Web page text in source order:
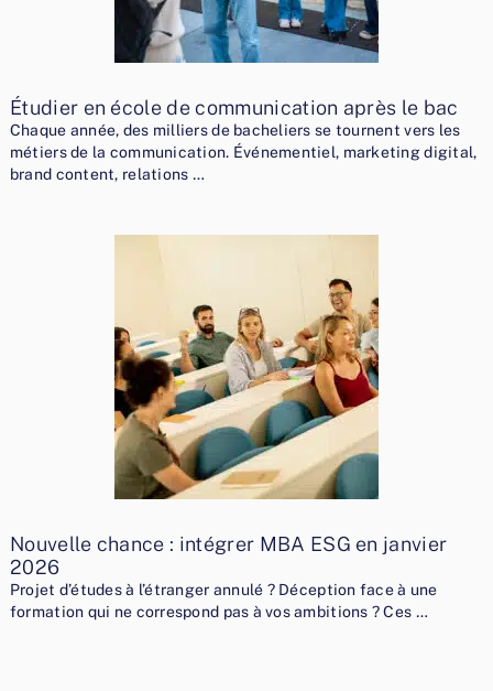
Étudier en école de communication après le bac
Chaque année, des milliers de bacheliers se tournent vers les
métiers de la communication. Événementiel, marketing digital,
brand content, relations …
Nouvelle chance : intégrer MBA ESG en janvier
2026
Projet d’études à l’étranger annulé ? Déception face à une
formation qui ne correspond pas à vos ambitions ? Ces …